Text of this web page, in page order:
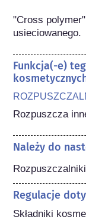
"Cross
usieciowanego.
Funkcja(-e)
Rozpuszcza
Należy do
Rozpuszczalniki
Regulacje
Składniki